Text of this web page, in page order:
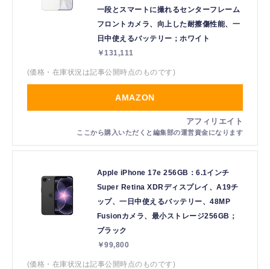
一段とスマートに撮れるセンターフレーム
フロントカメラ、向上した耐擦傷性能、一
日中使えるバッテリー；ホワイト
￥131,111
(価格・在庫状況は記事公開時点のものです)
AMAZON
Apple iPhone 17e 256GB：6.1インチ
Super Retina XDRディスプレイ、A19チ
ップ、一日中使えるバッテリー、48MP
Fusionカメラ、最小ストレージ256GB；
ブラック
￥99,800
(価格・在庫状況は記事公開時点のものです)